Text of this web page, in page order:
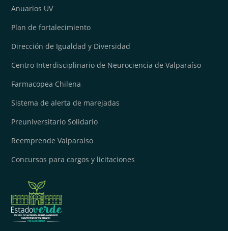
Anuarios UV
Plan de fortalecimiento
Dirección de Igualdad y Diversidad
Centro Interdisciplinario de Neurociencia de Valparaíso
Farmacopea Chilena
Sistema de alerta de marejadas
Preuniversitario Solidario
Reemprende Valparaíso
Concursos para cargos y licitaciones